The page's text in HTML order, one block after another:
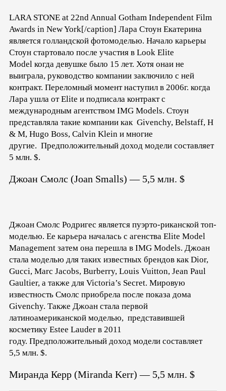
LARA STONE at 22nd Annual Gotham Independent Film
Awards in New York[/caption] Лара Стоун Екатерина
является голландской фотомоделью. Начало карьеры
Стоун стартовало после участия в Look Elite
Model когда девушке было 15 лет. Хотя онаи не
выиграла, руководство компании заключило с ней
контракт. Переломный момент наступил в 2006г. когда
Лара ушла от Elite и подписала контракт с
международным агентством IMG Models. Стоун
представляла такие компании как Givenchy, Belstaff, H
& M, Hugo Boss, Calvin Klein и многие
другие. Предположительный доход модели составляет
5 млн. $.
Джоан Смолс (Joan Smalls) — 5,5 млн. $
Джоан Смолс Родригес является пуэрто-риканской топ-
моделью. Ее карьера началась с агенства Elite Model
Management затем она перешла в IMG Models. Джоан
стала моделью для таких известных брендов как Dior,
Gucci, Marc Jacobs, Burberry, Louis Vuitton, Jean Paul
Gaultier, а также для Victoria’s Secret. Мировую
известность Смолс приобрела после показа дома
Givenchy. Также Джоан стала первой
латиноамериканской моделью, представившей
косметику Estee Lauder в 2011
году. Предположительный доход модели составляет
5,5 млн. $.
Миранда Керр (Miranda Kerr) — 5,5 млн. $